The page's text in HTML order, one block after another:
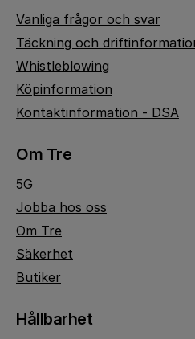
Vanliga frågor och svar
Täckning och
Whistleblowing
Köpinformation
Kontaktinformation - DSA
Om Tre
5G
Jobba hos oss
Om Tre
Säkerhet
Butiker
Hållbarhet